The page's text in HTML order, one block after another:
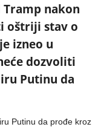
nakon
oštriji stav o
izneo u
dozvoliti
Putinu da
Putinu da prođe kroz